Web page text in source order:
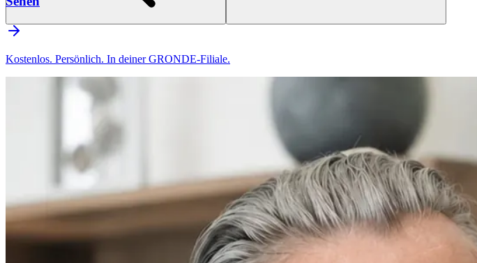
Kostenlos. Persönlich. In deiner GRONDE-Filiale.